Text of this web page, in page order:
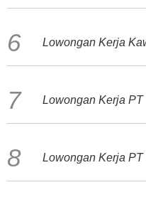
Lowongan Kerja
Lowongan Kerja PT
Lowongan Kerja